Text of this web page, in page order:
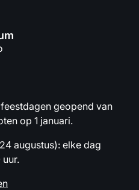
geopend van
op 1 januari.
augustus): elke dag
uur.